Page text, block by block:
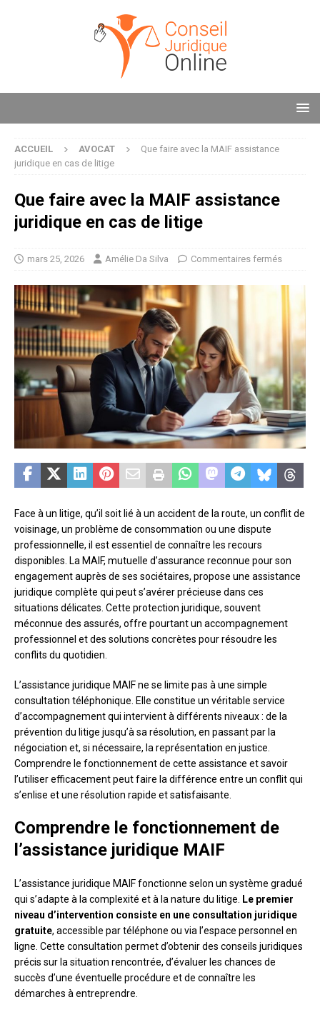
ACCUEIL AVOCAT
Que faire avec la MAIF assistance
juridique en cas de litige
Que faire avec la MAIF assistance
juridique en cas de litige
mars 25, 2026 Amélie Da Silva Commentaires fermés
Face à un litige, qu’il soit lié à un accident de la route, un conflit de
voisinage, un problème de consommation ou une dispute
professionnelle, il est essentiel de connaître les recours
disponibles. La MAIF, mutuelle d’assurance reconnue pour son
engagement auprès de ses sociétaires, propose une assistance
juridique complète qui peut s’avérer précieuse dans ces
situations délicates. Cette protection juridique, souvent
méconnue des assurés, offre pourtant un accompagnement
professionnel et des solutions concrètes pour résoudre les
conflits du quotidien.
L’assistance juridique MAIF ne se limite pas à une simple
consultation téléphonique. Elle constitue un véritable service
d’accompagnement qui intervient à différents niveaux : de la
prévention du litige jusqu’à sa résolution, en passant par la
négociation et, si nécessaire, la représentation en justice.
Comprendre le fonctionnement de cette assistance et savoir
l’utiliser efficacement peut faire la différence entre un conflit qui
s’enlise et une résolution rapide et satisfaisante.
Comprendre le fonctionnement de
l’assistance juridique MAIF
L’assistance juridique MAIF fonctionne selon un système gradué
qui s’adapte à la complexité et à la nature du litige. Le premier
niveau d’intervention consiste en une consultation juridique
gratuite, accessible par téléphone ou via l’espace personnel en
ligne. Cette consultation permet d’obtenir des conseils juridiques
précis sur la situation rencontrée, d’évaluer les chances de
succès d’une éventuelle procédure et de connaître les
démarches à entreprendre.